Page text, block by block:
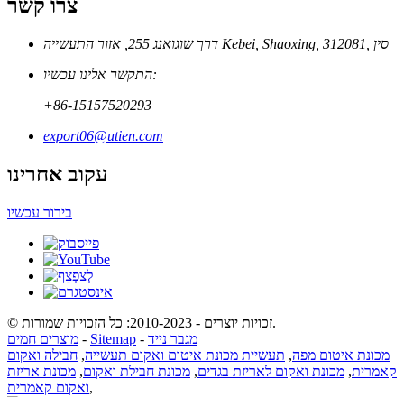
צרו קשר
דרך שוגואנג 255, אזור התעשייה Kebei, Shaoxing, 312081, סין
התקשר אלינו עכשיו:
+86-15157520293
export06@utien.com
עקוב אחרינו
בירור עכשיו
© זכויות יוצרים - 2010-2023: כל הזכויות שמורות.
מוצרים חמים - Sitemap - מגבר נייד
מכונת איטום מפה, תעשיית מכונת איטום ואקום תעשייה, חבילה ואקום
קאמרית, מכונת ואקום לאריזת בגדים, מכונת חבילת ואקום, מכונת אריזת
ואקום קאמרית,